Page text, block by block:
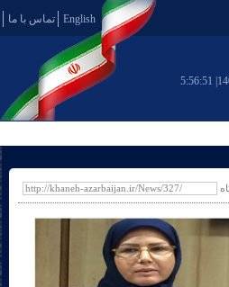
English تماس با ما
5:56:51